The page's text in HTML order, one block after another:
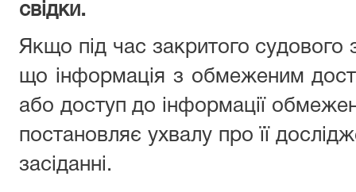
свідки.
Якщо під час закритого судового
що інформація з обмеженим
або доступ до інформації
постановляє ухвалу про її
засіданні.